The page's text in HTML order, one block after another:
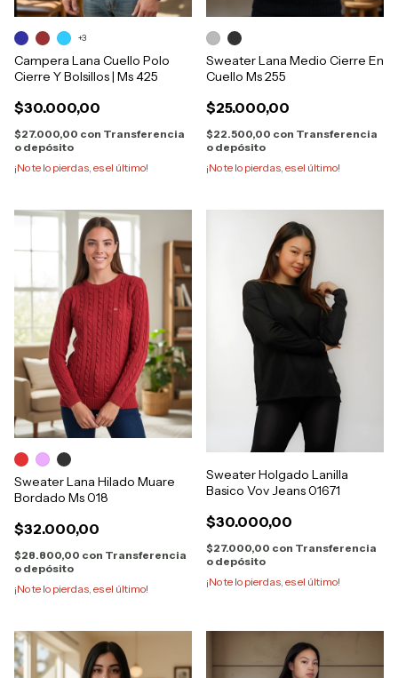
Campera Lana Cuello Polo
Cierre Y Bolsillos | Ms 425
$30.000,00
$27.000,00 con Transferencia
o depósito
¡No te lo pierdas, es el último!
+3
Sweater Lana Medio Cierre En
Cuello Ms 255
$25.000,00
$22.500,00 con Transferencia
o depósito
¡No te lo pierdas, es el último!
Sweater Lana Hilado Muare
Bordado Ms 018
$32.000,00
$28.800,00 con Transferencia
o depósito
¡No te lo pierdas, es el último!
Sweater Holgado Lanilla
Basico Vov Jeans 01671
$30.000,00
$27.000,00 con Transferencia
o depósito
¡No te lo pierdas, es el último!